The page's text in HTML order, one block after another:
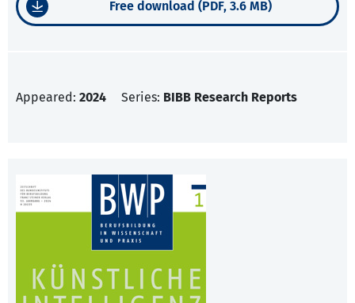
Free download (PDF, 3.6 MB)
Appeared: 2024 Series: BIBB Research Reports